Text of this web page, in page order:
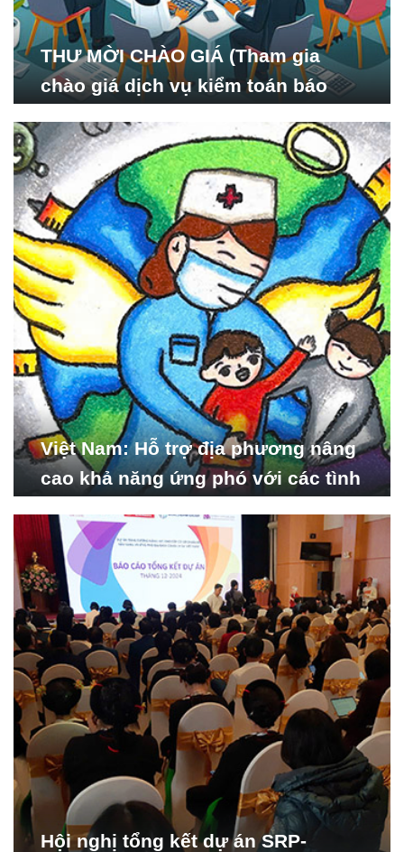
THƯ MỜI CHÀO GIÁ (Tham gia
chào giá dịch vụ kiểm toán báo
Nghiên cứu Phát triển Xã
hội_ISDS)
Việt Nam: Hỗ trợ địa phương nâng
cao khả năng ứng phó với các tình
Hội nghị tổng kết dự án SRP-